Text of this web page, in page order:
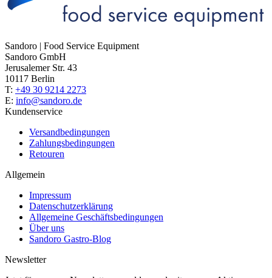
Sandoro | Food Service Equipment
Sandoro GmbH
Jerusalemer Str. 43
10117 Berlin
T: +49 30 9214 2273
E: info@sandoro.de
Kundenservice
Versandbedingungen
Zahlungsbedingungen
Retouren
Allgemein
Impressum
Datenschutzerklärung
Allgemeine Geschäftsbedingungen
Über uns
Sandoro Gastro-Blog
Newsletter